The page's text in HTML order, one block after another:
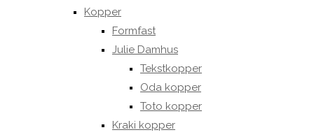
Kopper
Formfast
Julie Damhus
Tekstkopper
Oda kopper
Toto kopper
Kraki kopper